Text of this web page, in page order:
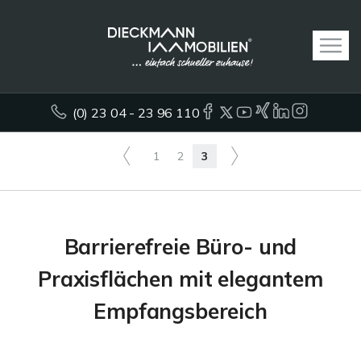
(0) 23 04 - 23 96 110
1 2 3
Barrierefreie Büro- und
Praxisflächen mit elegantem
Empfangsbereich